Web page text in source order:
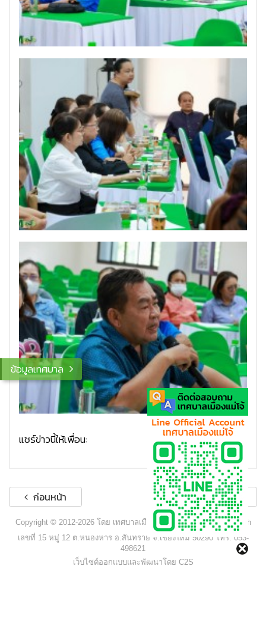
ข้อมูลเทศบาล
แชร์ข่าวนี้ให้เพื่อน:
ก่อนหน้า ถัดไป
Copyright © 2012-2026 โดย เทศบาลเมืองแม่โจ้ - www.maejocity.go.th
เลขที่ 15 หมู่ 12 ต.หนองหาร อ.สันทราย จ.เชียงใหม่ 50290 โทร. 053-
498621
เว็บไซต์ออกแบบและพัฒนาโดย C2S